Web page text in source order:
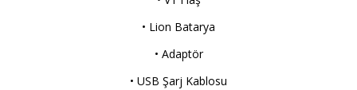
• Lion Batarya
• Adaptör
• USB Şarj Kablosu